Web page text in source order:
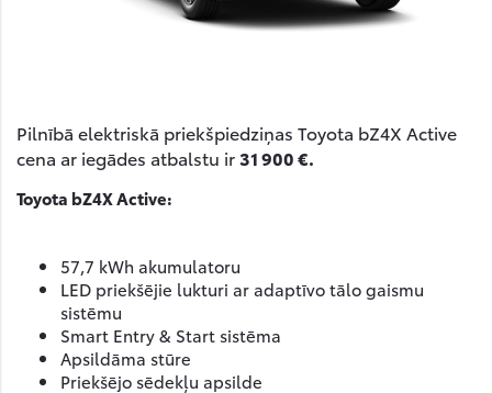
Pilnībā elektriskā priekšpiedziņas Toyota bZ4X Active
cena ar iegādes atbalstu ir 31 900 €.
Toyota bZ4X Active:
57,7 kWh akumulatoru
LED priekšējie lukturi ar adaptīvo tālo gaismu
sistēmu
Smart Entry & Start sistēma
Apsildāma stūre
Priekšējo sēdekļu apsilde